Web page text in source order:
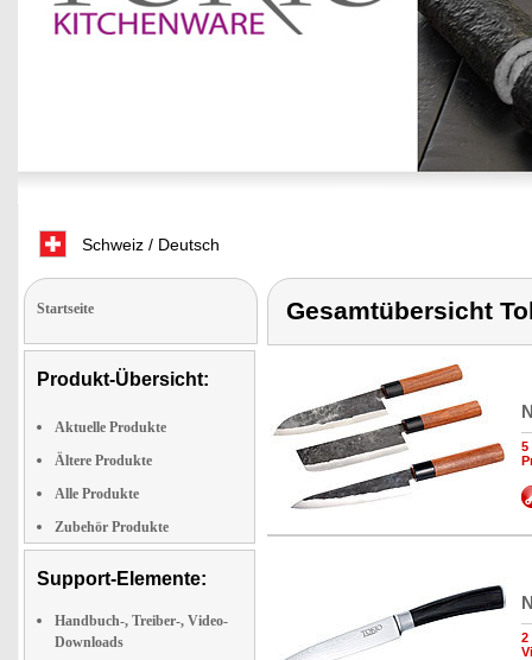
Schweiz / Deutsch
Startseite
Produkt-Übersicht:
Aktuelle Produkte
Ältere Produkte
Alle Produkte
Zubehör Produkte
Support-Elemente:
Handbuch-, Treiber-, Video-
Downloads
Gesamtübersicht
5
2